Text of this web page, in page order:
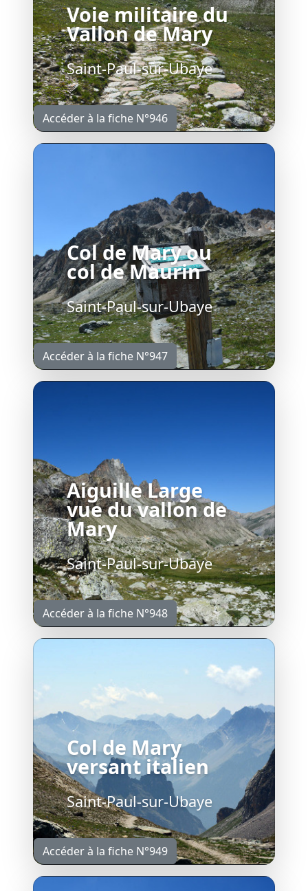
Voie militaire du
Vallon de Mary
Saint-Paul-sur-Ubaye
Accéder à la fiche N°946
Col de Mary ou
col de Maurin
Saint-Paul-sur-Ubaye
Accéder à la fiche N°947
Aiguille Large
vue du vallon de
Mary
Saint-Paul-sur-Ubaye
Accéder à la fiche N°948
Col de Mary
versant italien
Saint-Paul-sur-Ubaye
Accéder à la fiche N°949